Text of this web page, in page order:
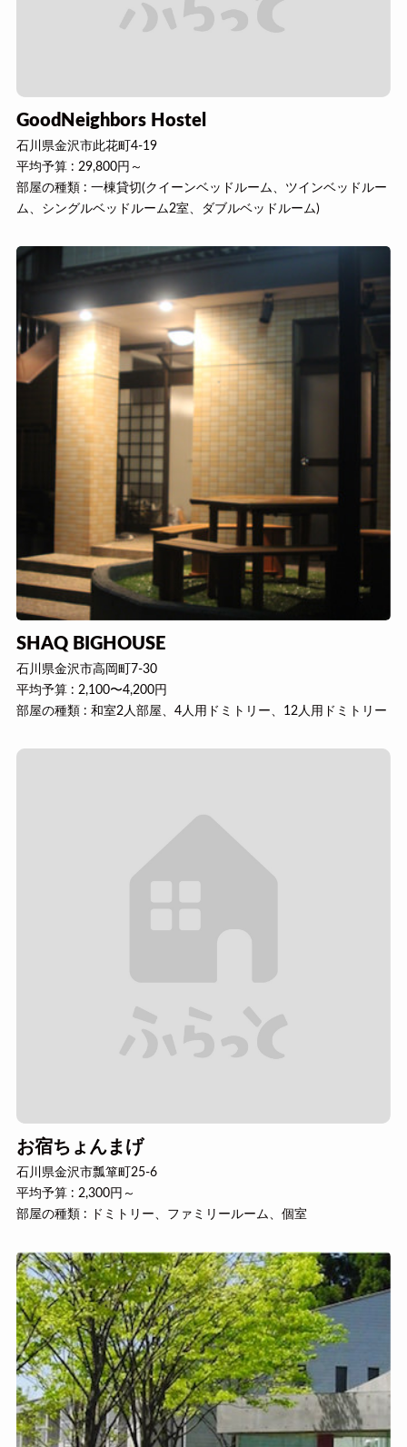
GoodNeighbors Hostel
石川県金沢市此花町4-19
平均予算 : 29,800円～
部屋の種類 : 一棟貸切(クイーンベッドルーム、ツインベッドルー
ム、シングルベッドルーム2室、ダブルベッドルーム)
SHAQ BIGHOUSE
石川県金沢市高岡町7-30
平均予算 : 2,100〜4,200円
部屋の種類 : 和室2人部屋、4人用ドミトリー、12人用ドミトリー
お宿ちょんまげ
石川県金沢市瓢箪町25-6
平均予算 : 2,300円～
部屋の種類 : ドミトリー、ファミリールーム、個室